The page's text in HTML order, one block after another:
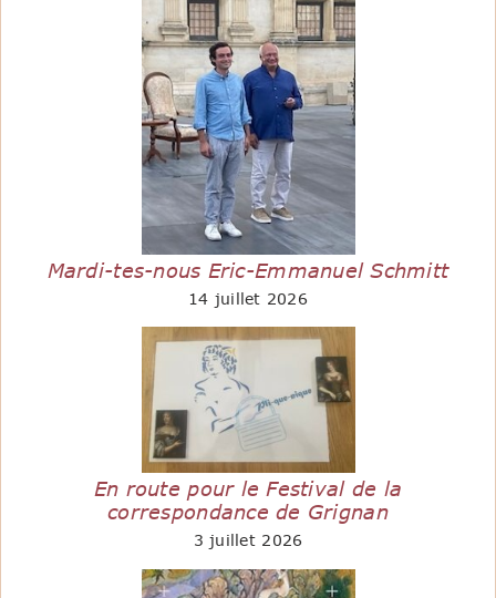
Mardi-tes-nous Eric-Emmanuel Schmitt
14 juillet 2026
En route pour le Festival de la
correspondance de Grignan
3 juillet 2026